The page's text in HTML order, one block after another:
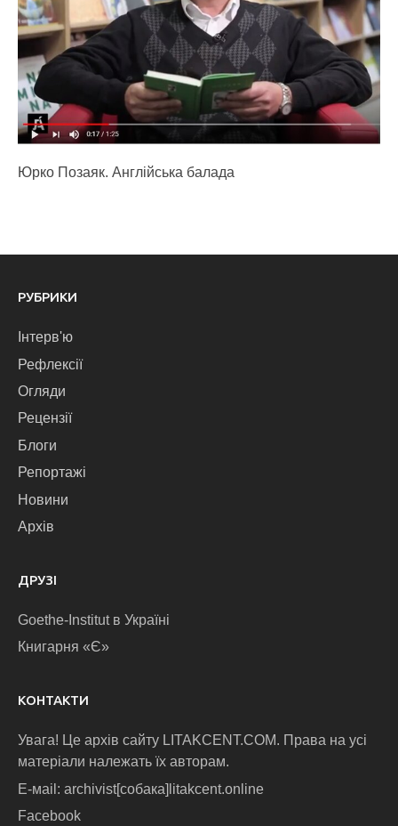
Юрко Позаяк. Англійська балада
РУБРИКИ
Інтерв'ю
Рефлексії
Огляди
Рецензії
Блоги
Репортажі
Новини
Архів
ДРУЗІ
Goethe-Institut в Україні
Книгарня «Є»
КОНТАКТИ
Увага! Це архів сайту LITAKCENT.COM. Права на усі
матеріали належать їх авторам.
E-маіl: archivist[собака]litakcent.online
Facebook